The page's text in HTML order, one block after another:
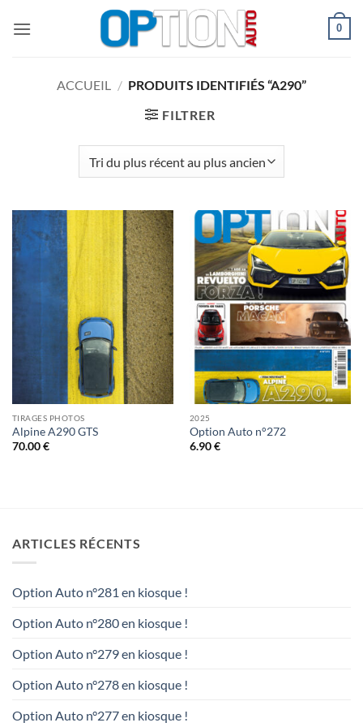
0
ACCUEIL / PRODUITS IDENTIFIÉS “A290”
FILTRER
TIRAGES PHOTOS
Alpine A290 GTS
70.00€
2025
Option Auto n°272
6.90€
ARTICLES RÉCENTS
Option Auto n°281 en kiosque !
Option Auto n°280 en kiosque !
Option Auto n°279 en kiosque !
Option Auto n°278 en kiosque !
Option Auto n°277 en kiosque !